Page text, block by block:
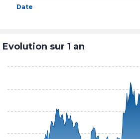
Date
Evolution sur 1 an